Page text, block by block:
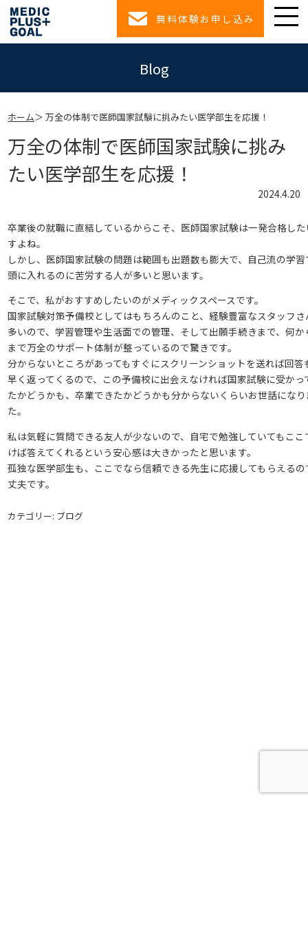
無料体験お申し込み
Blog
ホーム 万全の体制で医師国家試験に挑みたい医学部生を応援！
万全の体制で医師国家試験に挑み
たい医学部生を応援！
2024.4.20
卒業後の就職に直結しているからこそ、医師国家試験は一発合格し
すよね。
しかし、医師国家試験の問題は範囲も出題数も膨大で、自己流の学
頭に入れるのに苦労する人が多いと思います。
そこで、私がおすすめしたいのがメディックスペースです。
国家試験対策予備校としてはもちろんのこと、経験豊富なスタッフさ
多いので、学習管理や生活面での管理、そして出願手続きまで、何か
まで万全のサポート体制が整っているので驚きです。
分からないところがあってもすぐにスクリーンショットを送れば回答
早く返ってくるので、この予備校に出会えなければ国家試験に受かっ
たかどうかも、卒業できたかどうかも分からないくらいお世話にな
た。
私は気軽に質問できる友人が少ないので、自宅で勉強していてもここ
けば答えてくれるという安心感は大きかったと思います。
孤独な医学部生も、ここでなら信頼できる先生に応援してもらえるの
丈夫です。
カテゴリー: ブログ